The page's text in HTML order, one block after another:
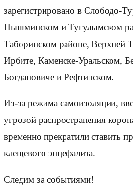
зарегистрировано в Слободо-
Пышминском и Тугулымском
Таборинском районе, Верхней
Ирбите, Каменске-Уральском,
Богдановиче и Рефтинском.
Из-за режима самоизоляции,
угрозой распространения
временно прекратили ставить
клещевого энцефалита.
Следим за событиями!